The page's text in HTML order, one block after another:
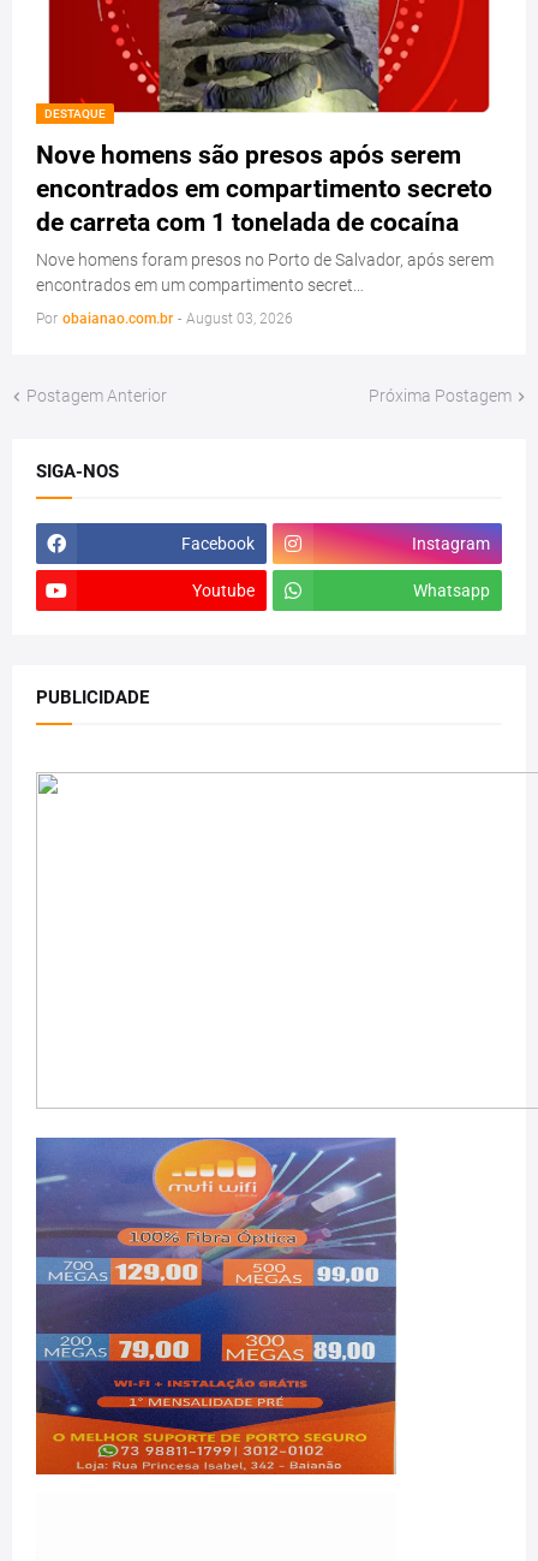
DESTAQUE
Nove homens são presos após serem
encontrados em compartimento secreto
de carreta com 1 tonelada de cocaína
Nove homens foram presos no Porto de Salvador, após serem
encontrados em um compartimento secret…
Por obaianao.com.br - August 03, 2026
Postagem Anterior Próxima Postagem
SIGA-NOS
Facebook Instagram
Youtube Whatsapp
PUBLICIDADE